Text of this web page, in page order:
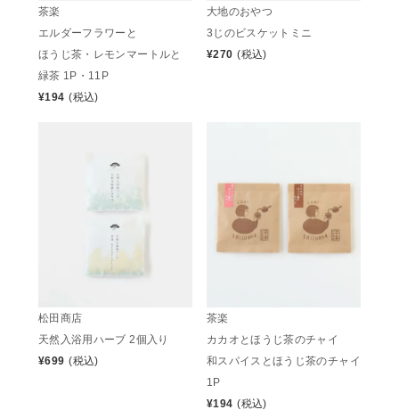
茶楽
エルダーフラワーと
ほうじ茶・レモンマートルと
緑茶 1P・11P
¥194 (税込)
大地のおやつ
3じのビスケットミニ
¥270 (税込)
松田商店
天然入浴用ハーブ 2個入り
¥699 (税込)
茶楽
カカオとほうじ茶のチャイ
和スパイスとほうじ茶のチャイ
1P
¥194 (税込)